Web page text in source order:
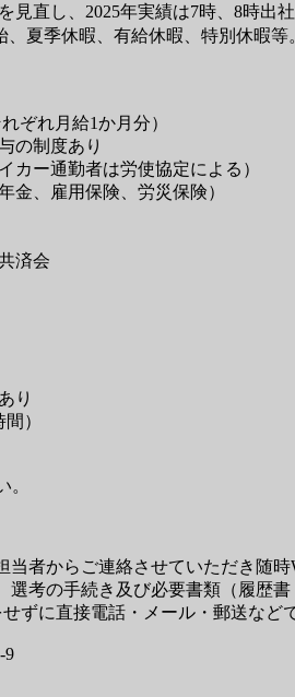
直し、2025年実績は7時、8時出社
夏季休暇、有給休暇、特別休暇等
ぞれ月給1か月分）
の制度あり
カー通勤者は労使協定による）
金、雇用保険、労災保険）
済会
り
）
。
者からご連絡させていただき随時
選考の手続き及び必要書類（履歴
ずに直接電話・メール・郵送など
9